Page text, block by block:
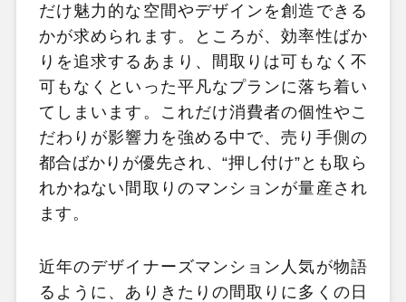
だけ魅力的な空間やデザインを創造できる
かが求められます。ところが、効率性ばか
りを追求するあまり、間取りは可もなく不
可もなくといった平凡なプランに落ち着い
てしまいます。これだけ消費者の個性やこ
だわりが影響力を強める中で、売り手側の
都合ばかりが優先され、“押し付け”とも取ら
れかねない間取りのマンションが量産され
ます。
近年のデザイナーズマンション人気が物語
るように、ありきたりの間取りに多くの日